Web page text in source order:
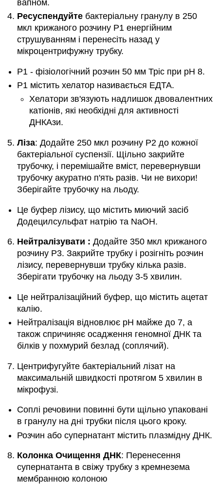
вапном.
Ресуспендуйте бактеріальну гранулу в 250
мкл крижаного розчину Р1 енергійним
струшуванням і перенесіть назад у
мікроцентрифужну трубку.
Р1 - фізіологічний розчин 50 мм Тріс при рН 8.
P1 містить хелатор називається ЕДТА.
Хелатори зв'язують надлишок двовалентних
катіонів, які необхідні для активності
ДНКАзи.
Ліза: Додайте 250 мкл розчину Р2 до кожної
бактеріальної суспензії. Щільно закрийте
трубочку, і перемішайте вміст, перевернувши
трубочку акуратно п'ять разів. Чи не вихори!
Зберігайте трубочку на льоду.
Це буфер лізису, що містить миючий засіб
Додецилсульфат натрію та NaOH.
Нейтралізувати : Додайте 350 мкл крижаного
розчину Р3. Закрийте трубку і розігніть розчин
лізису, перевернувши трубку кілька разів.
Зберігати трубочку на льоду 3-5 хвилин.
Це нейтралізаційний буфер, що містить ацетат
калію.
Нейтралізація відновлює рН майже до 7, а
також спричиняє осадження геномної ДНК та
білків у похмурий безлад (соплячий).
Центрифугуйте бактеріальний лізат на
максимальній швидкості протягом 5 хвилин в
мікрофузі.
Соплі речовини повинні бути щільно упаковані
в гранулу на дні трубки після цього кроку.
Розчин або супернатант містить плазмідну ДНК.
Колонка Очищення ДНК: Перенесення
супернатанта в свіжу трубку з кремнезема
мембранною колоною